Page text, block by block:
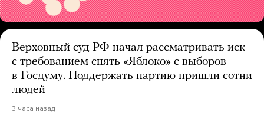
Верховный суд РФ начал рассматривать иск
с требованием снять «Яблоко» с выборов
в Госдуму. Поддержать партию пришли сотни
людей
3 часа назад